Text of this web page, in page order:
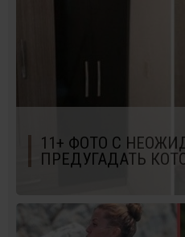
11+ ФОТО С
ПРЕДУГАДАТЬ